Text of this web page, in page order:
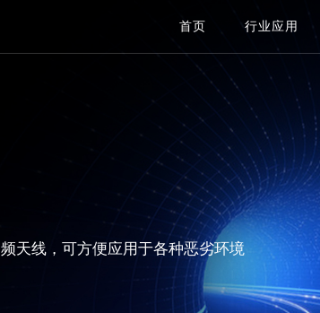
首页 行业应用
天线，可方便应用于各种恶劣环境